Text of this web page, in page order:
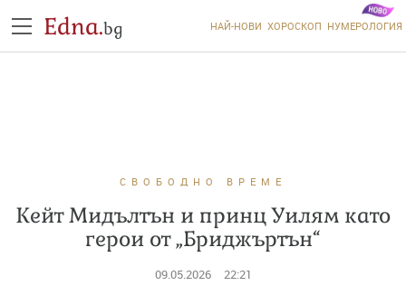
Edna.bg НАЙ-НОВИ ХОРОСКОП НУМЕРОЛОГИЯ
СВОБОДНО ВРЕМЕ
Кейт Мидълтън и принц Уилям като
герои от „Бриджъртън“
09.05.2026 22:21